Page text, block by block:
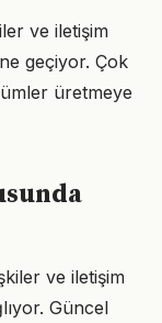
ve iletişim
geçiyor. Çok
üretmeye
ve iletişim
Güncel